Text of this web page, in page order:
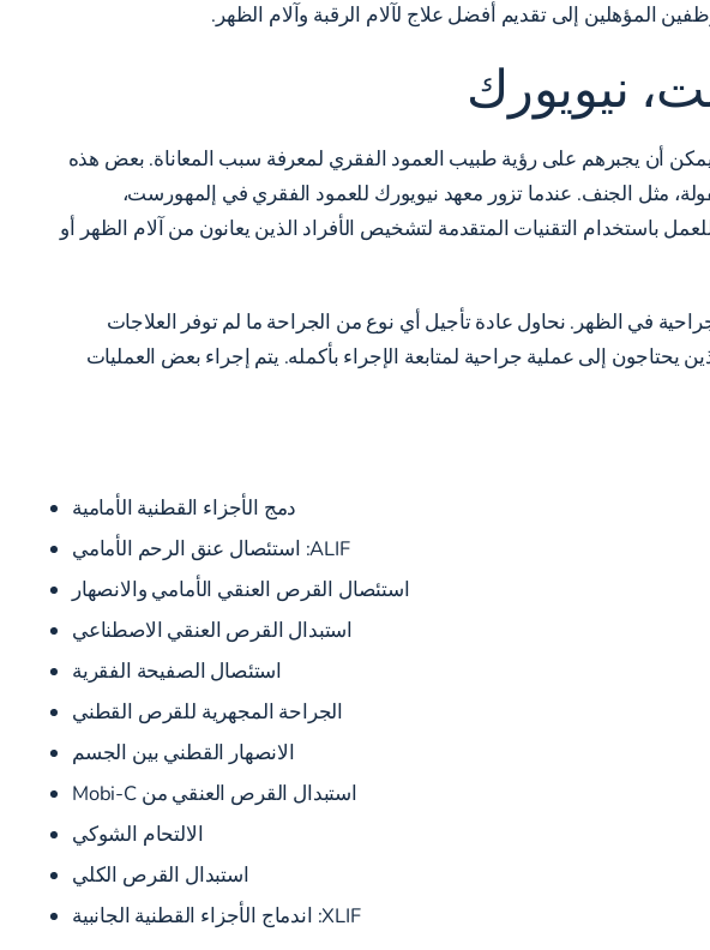
المؤهلين إلى تقديم أفضل علاج لآلام الرقبة وآلام الظهر.
نيويورك
أن يجبرهم على رؤية طبيب العمود الفقري لمعرفة سبب المعاناة. بعض هذه
مثل الجنف. عندما تزور معهد نيويورك للعمود الفقري في إلمهورست،
باستخدام التقنيات المتقدمة لتشخيص الأفراد الذين يعانون من آلام الظهر أو
في الظهر. نحاول عادة تأجيل أي نوع من الجراحة ما لم توفر العلاجات
إلى عملية جراحية لمتابعة الإجراء بأكمله. يتم إجراء بعض العمليات
دمج الأجزاء القطنية الأمامية
ALIF: استئصال عنق الرحم الأمامي
استئصال القرص العنقي الأمامي والانصهار
استبدال القرص العنقي الاصطناعي
استئصال الصفيحة الفقرية
الجراحة المجهرية للقرص القطني
الانصهار القطني بين الجسم
استبدال القرص العنقي من Mobi-C
الالتحام الشوكي
استبدال القرص الكلي
XLIF: اندماج الأجزاء القطنية الجانبية